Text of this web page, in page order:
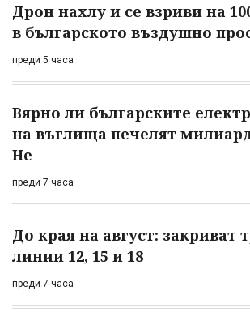
Дрон нахлу и се взриви на
в българското въздушно
преди 5 часа
Вярно ли българските
на въглища печелят
Не
преди 7 часа
До края на август: закриват
линии 12, 15 и 18
преди 7 часа